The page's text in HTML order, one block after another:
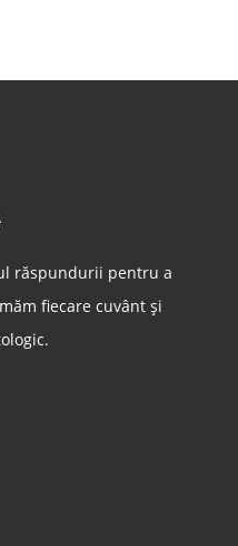
răspundurii pentru a
fiecare cuvânt și